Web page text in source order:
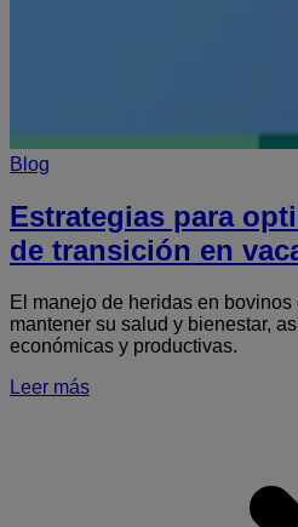
Blog
Estrategias para
de transición en
El manejo de heridas en
mantener su salud y bienestar,
económicas y productivas.
Leer más